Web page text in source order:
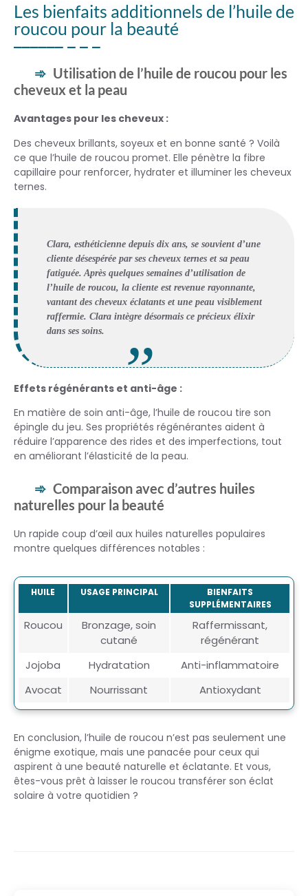
Les bienfaits additionnels de l’huile de
roucou pour la beauté
Utilisation de l’huile de roucou pour les
cheveux et la peau
Avantages pour les cheveux :
Des cheveux brillants, soyeux et en bonne santé ? Voilà
ce que l’huile de roucou promet. Elle pénètre la fibre
capillaire pour renforcer, hydrater et illuminer les cheveux
ternes.
Clara, esthéticienne depuis dix ans, se souvient d’une
cliente désespérée par ses cheveux ternes et sa peau
fatiguée. Après quelques semaines d’utilisation de
l’huile de roucou, la cliente est revenue rayonnante,
vantant des cheveux éclatants et une peau visiblement
raffermie. Clara intègre désormais ce précieux élixir
dans ses soins.
Effets régénérants et anti-âge :
En matière de soin anti-âge, l’huile de roucou tire son
épingle du jeu. Ses propriétés régénérantes aident à
réduire l’apparence des rides et des imperfections, tout
en améliorant l’élasticité de la peau.
Comparaison avec d’autres huiles
naturelles pour la beauté
Un rapide coup d’œil aux huiles naturelles populaires
montre quelques différences notables :
HUILE USAGE PRINCIPAL
BIENFAITS
SUPPLÉMENTAIRES
Roucou
Bronzage, soin
cutané
Raffermissant,
régénérant
Jojoba
Hydratation
Anti-inflammatoire
Avocat
Nourrissant Antioxydant
En conclusion, l’huile de roucou n’est pas seulement une
énigme exotique, mais une panacée pour ceux qui
aspirent à une beauté naturelle et éclatante. Et vous,
êtes-vous prêt à laisser le roucou transférer son éclat
solaire à votre quotidien ?